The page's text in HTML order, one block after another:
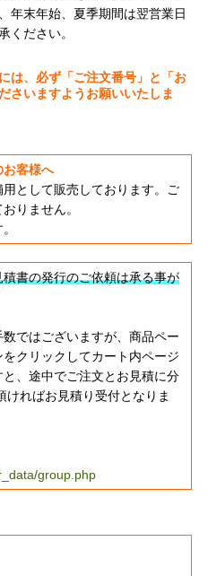
年末年始、夏季期間は翌営業日
ください。
は、必ず「ご注文番号」と「お
さいますようお願いいたしま
お客様へ
として販売しております。ご
りません。
書の発行のご依頼は承る事が
ではございますが、商品ペー
クリックしてカート内ページ
、途中でご注文とお見積に分
ればお見積り受付となりま
group.php